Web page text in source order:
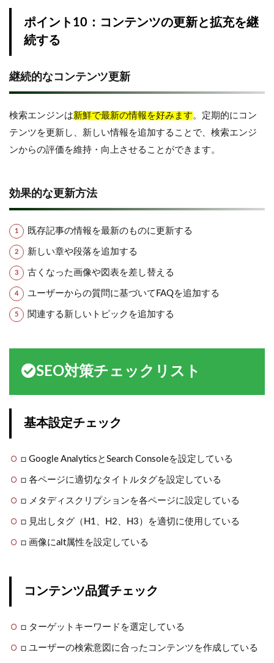
ポイント10：コンテンツの更新と拡充を継
続する
継続的なコンテンツ更新
検索エンジンは新鮮で最新の情報を好みます 。定期的にコン
テンツを更新し、新しい情報を追加することで、検索エンジ
ンからの評価を維持・向上させることができます。
効果的な更新方法
既存記事の情報を最新のものに更新する
新しい章や段落を追加する
古くなった画像や図表を差し替える
ユーザーからの質問に基づいてFAQを追加する
関連する新しいトピックを追加する
SEO対策チェックリスト
基本設定チェック
□ Google AnalyticsとSearch Consoleを設定している
□ 各ページに適切なタイトルタグを設定している
□ メタディスクリプションを各ページに設定している
□ 見出しタグ（H1、H2、H3）を適切に使用している
□ 画像にalt属性を設定している
コンテンツ品質チェック
□ ターゲットキーワードを選定している
□ ユーザーの検索意図に合ったコンテンツを作成している